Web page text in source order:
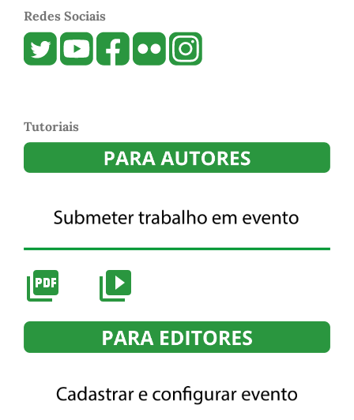
Redes Sociais
Tutoriais